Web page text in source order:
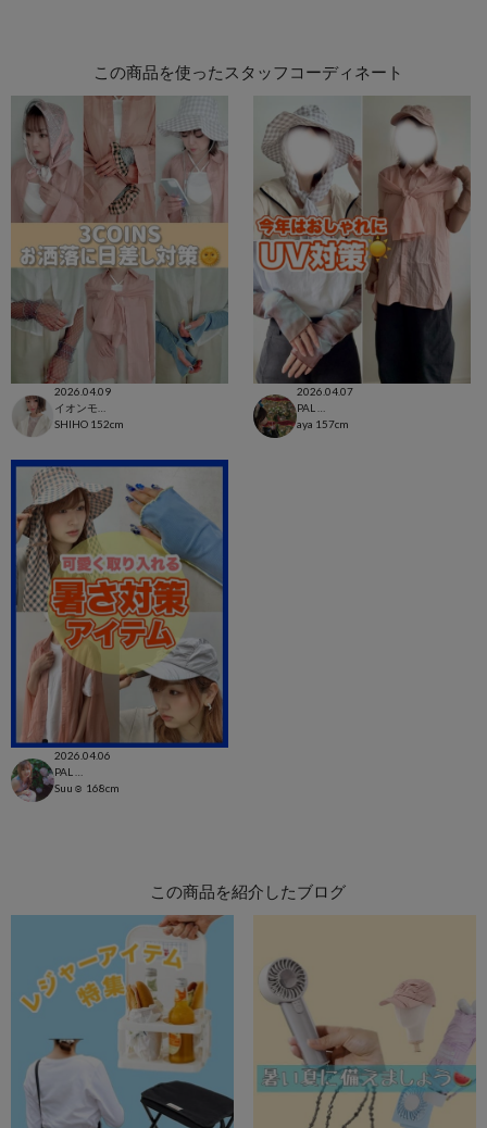
この商品を使ったスタッフコーディネート
2026.04.09
SHIHO 152cm
2026.04.07
aya 157cm
2026.04.06
Suu☺︎ 168cm
この商品を紹介したブログ